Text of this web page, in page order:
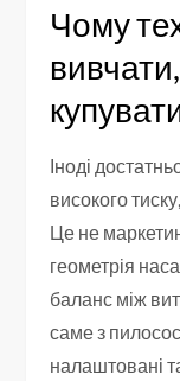
Чому
Іноді
високого
Це не
геометрія
баланс між
саме з
налаштовані